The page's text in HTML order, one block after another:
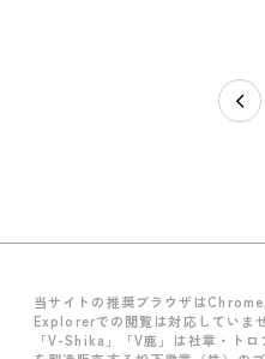
当サイトの推奨ブラウザは
Explorerでの閲覧は対応していませ
「V-Shika」「V鹿」は社章・ト